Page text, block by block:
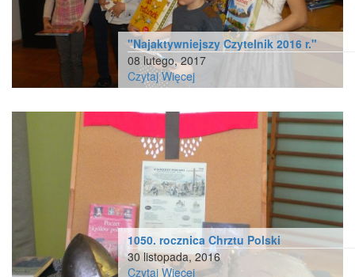
"Najaktywniejszy Czytelnik 2016 r."
08 lutego, 2017
Czytaj Więcej
1050. rocznica Chrztu Polski
30 listopada, 2016
Czytaj Więcej